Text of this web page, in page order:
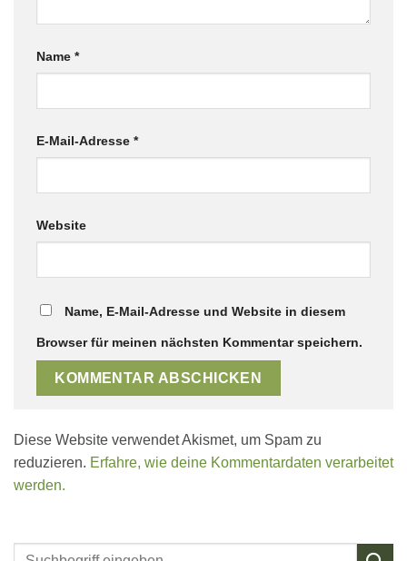
Name *
E-Mail-Adresse *
Website
Name, E-Mail-Adresse und Website in diesem
Browser für meinen nächsten Kommentar speichern.
Diese Website verwendet Akismet, um Spam zu
reduzieren. Erfahre, wie deine Kommentardaten verarbeitet
werden.